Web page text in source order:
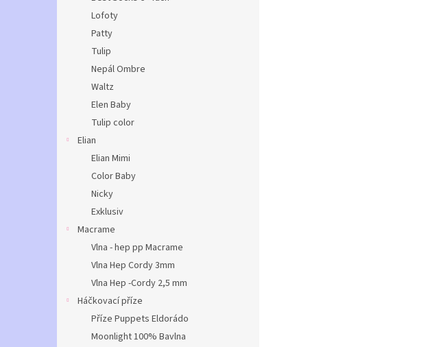
Lofoty
Patty
Tulip
Nepál Ombre
Waltz
Elen Baby
Tulip color
Elian
Elian Mimi
Color Baby
Nicky
Exklusiv
Macrame
Vlna - hep pp Macrame
Vlna Hep Cordy 3mm
Vlna Hep -Cordy 2,5 mm
Háčkovací příze
Příze Puppets Eldorádo
Moonlight 100% Bavlna